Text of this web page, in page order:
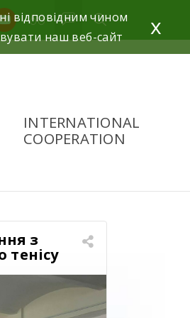
INTERNATIONAL
COOPERATION
з
тенісу
відповідним чином
наш веб-сайт
x